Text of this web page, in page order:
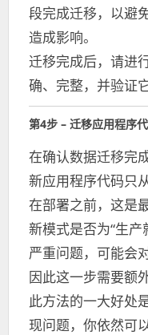
段完成迁移，以避
造成影响。
迁移完成后，请进
确、完整，并验证
第4步 – 迁移应用程序
在确认数据迁移完
新应用程序代码只
在部署之前，这是
新模式是否为“生
严重问题，可能会
因此这一步需要额
此方法的一大好处
现问题，你依然可